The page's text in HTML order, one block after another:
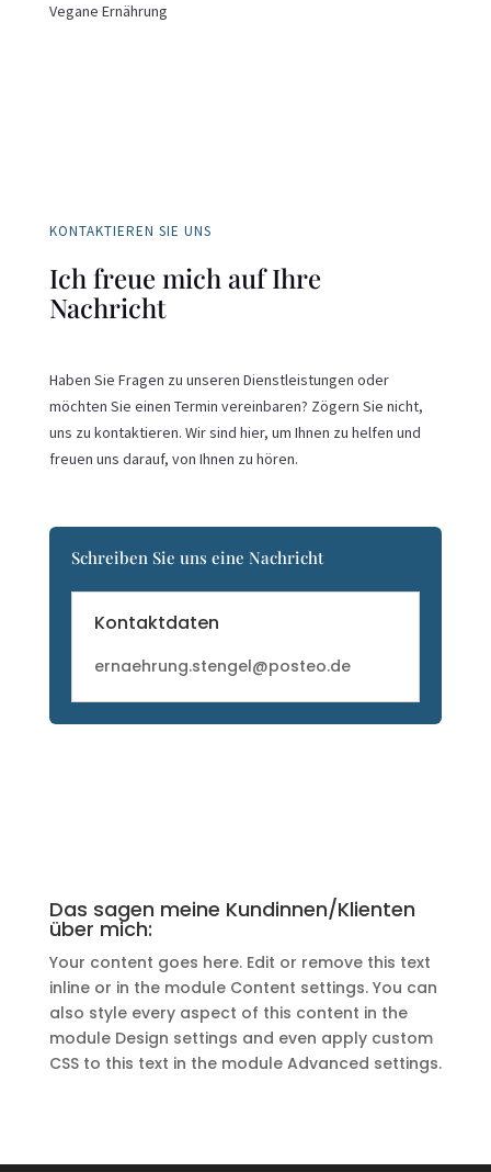
Vegane Ernährung
KONTAKTIEREN SIE UNS
Ich freue mich auf Ihre
Nachricht
Haben Sie Fragen zu unseren Dienstleistungen oder
möchten Sie einen Termin vereinbaren? Zögern Sie nicht,
uns zu kontaktieren. Wir sind hier, um Ihnen zu helfen und
freuen uns darauf, von Ihnen zu hören.
Schreiben Sie uns eine Nachricht
Kontaktdaten
ernaehrung.stengel@posteo.de
Das sagen meine Kundinnen/Klienten
über mich:
Your content goes here. Edit or remove this text
inline or in the module Content settings. You can
also style every aspect of this content in the
module Design settings and even apply custom
CSS to this text in the module Advanced settings.